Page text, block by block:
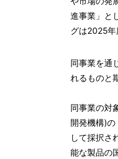
進事業」と
グは2025年
同事業を通
れるものと
同事業の対
開発機構)
して採択さ
能な製品の